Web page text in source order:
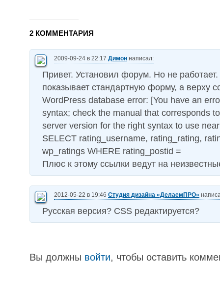
2 КОММЕНТАРИЯ
2009-09-24 в 22:17 Димон написал:
Привет. Установил форум. Но не
показывает стандартную форму, а верху
WordPress database error: [You have an
syntax; check the manual that corresponds
server version for the right syntax to use
SELECT rating_username, rating_rating,
wp_ratings WHERE rating_postid =
Плюс к этому ссылки ведут на
2012-05-22 в 19:46 Студия дизайна «ДелаемПРО»
Русская версия? CSS редактируется?
Вы должны войти, чтобы оставить